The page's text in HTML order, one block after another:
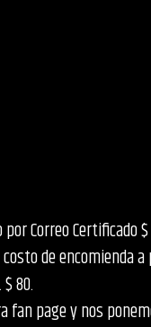
Correo Certificado
de encomienda a
80.
fan page y nos